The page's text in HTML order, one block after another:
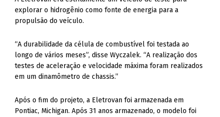
explorar o hidrogênio como fonte de energia para a
propulsão do veículo.
“A durabilidade da célula de combustível foi testada ao
longo de vários meses”, disse Wyczalek. “A realização dos
testes de aceleração e velocidade máxima foram realizados
em um dinamômetro de chassis.”
Após o fim do projeto, a Eletrovan foi armazenada em
Pontiac, Michigan. Após 31 anos armazenado, o modelo foi